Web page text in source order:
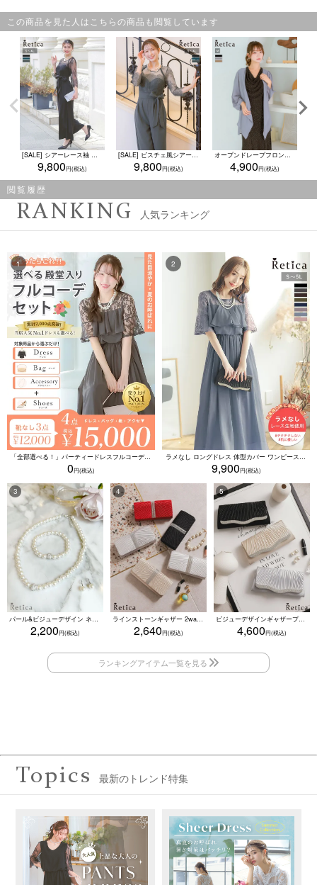
この商品を見た人はこちらの商品も閲覧しています
[SALE] シアーレース袖 オールインワン ウエストリボン パンツドレス 結婚式 二次会(S~4L)(ブルーグリーン/ブラック/チャコールグレー)
9,800
[SALE] ビスチェ風シアーレース生地ワイドパンツドレス(S~4L)(ブルーグリーン/ブラック/チャコールグレー)
9,800
オープンドレープフロントシアーロングカーディガン結婚式 二次会(Mサイズ)
4,900
閲覧履歴
RANKING 人気ランキング
「全部選べる！」パーティードレスフルコーデセット (ドレス1点＋バッグ1点＋アクセ1点+靴1足/4点15000円(税込)/靴なしで12000円(税込))
0
ラメなし ロングドレス 体型カバー ワンピース 敏感肌対応 結婚式 二次会 お呼ばれ 大人 上品 (Sサイズ～5Lサイズ)
9,900
2,200 2,640
ビジューデザインギャザープリーツ入り2wayバッグ(ベージュ/シルバー/ブラック)
4,600
Topics 最新のトレンド特集